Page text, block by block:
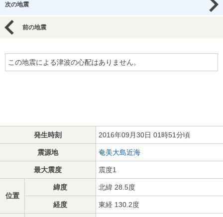
次の地震
前の地震
この地震による津波の心配はありません。
発生時刻 2016年09月30日 01時51分頃
震源地 奄美大島近海
最大震度 震度1
位置
緯度 北緯 28.5度
経度 東経 130.2度